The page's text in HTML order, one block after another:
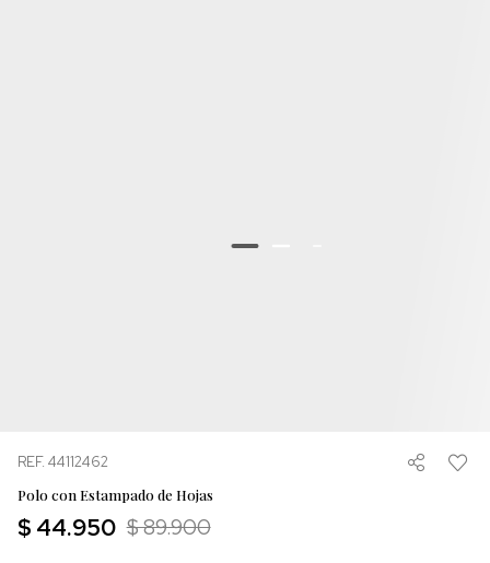
REF. 44112462
Polo con Estampado de Hojas
$ 44.950 $ 89.900